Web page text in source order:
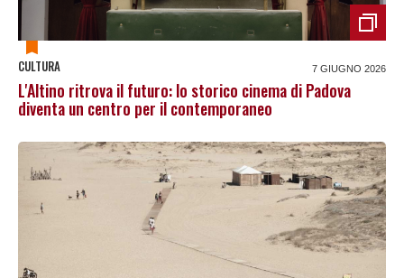
CULTURA 7 GIUGNO 2026
L'Altino ritrova il futuro: lo storico cinema di Padova
diventa un centro per il contemporaneo